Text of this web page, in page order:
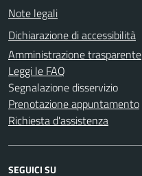
Note legali
Dichiarazione di accessibilità
Amministrazione trasparente
Leggi le FAQ
Segnalazione disservizio
Prenotazione appuntamento
Richiesta d'assistenza
SEGUICI SU